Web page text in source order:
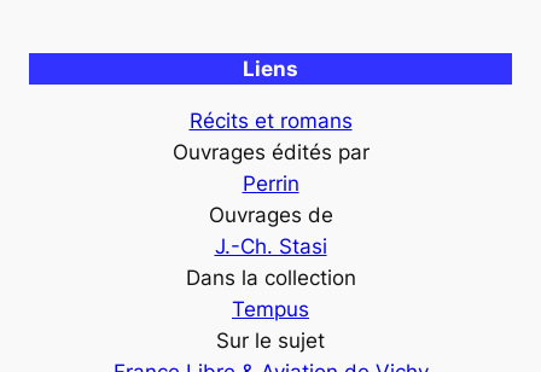
Liens
Récits et romans
Ouvrages édités par
Perrin
Ouvrages de
J.-Ch. Stasi
Dans la collection
Tempus
Sur le sujet